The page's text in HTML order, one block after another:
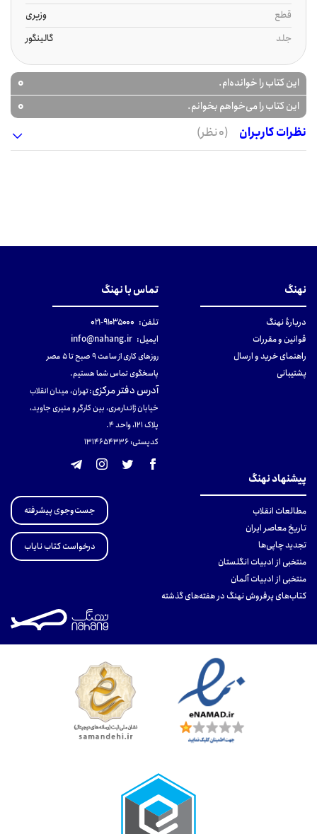
قطع
وزیری
جلد
گالینگور
این کتاب را خوانده‌ام. 0
این کتاب را می‌خواهم بخوانم.
0
نظرات کاربران
(0 نظر)
نهنگ
دربارهٔ نهنگ
قوانین و مقررات
راهنمای خرید و ارسال
پشتیبانی
تماس با نهنگ
تلفن: ۹۱۰۳۵۰۰۰-۰۲۱
ایمیل: info@nahang.ir
روزهای کاری از ساعت ۹ صبح تا ۵ عصر
پاسخگوی تماس شما هستیم.
آدرس دفتر مرکزی:تهران، میدان انقلاب
خیابان ژاندارمری، بین کارگر و منیری جاوید،
پلاک 121، واحد ۴.
کدپستی: 131465433۶
پیشنهاد نهنگ
مطالعات انقلاب
تاریخ معاصر ایران
تجدید چاپی‌ها
منتخبی از ادبیات انگلستان
منتخبی از ادبیات آلمان
کتاب‌های پرفروش نهنگ در هفته‌های گذشته
جست‌وجوی پیشرفته
درخواست کتاب نایاب